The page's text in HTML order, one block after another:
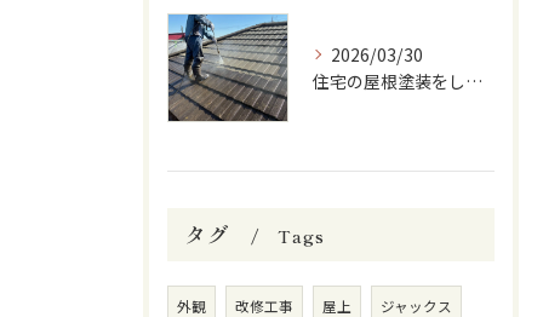
2026/03/30
住宅の屋根塗装をしています
タグ Tags
外観 改修工事 屋上 ジャックス